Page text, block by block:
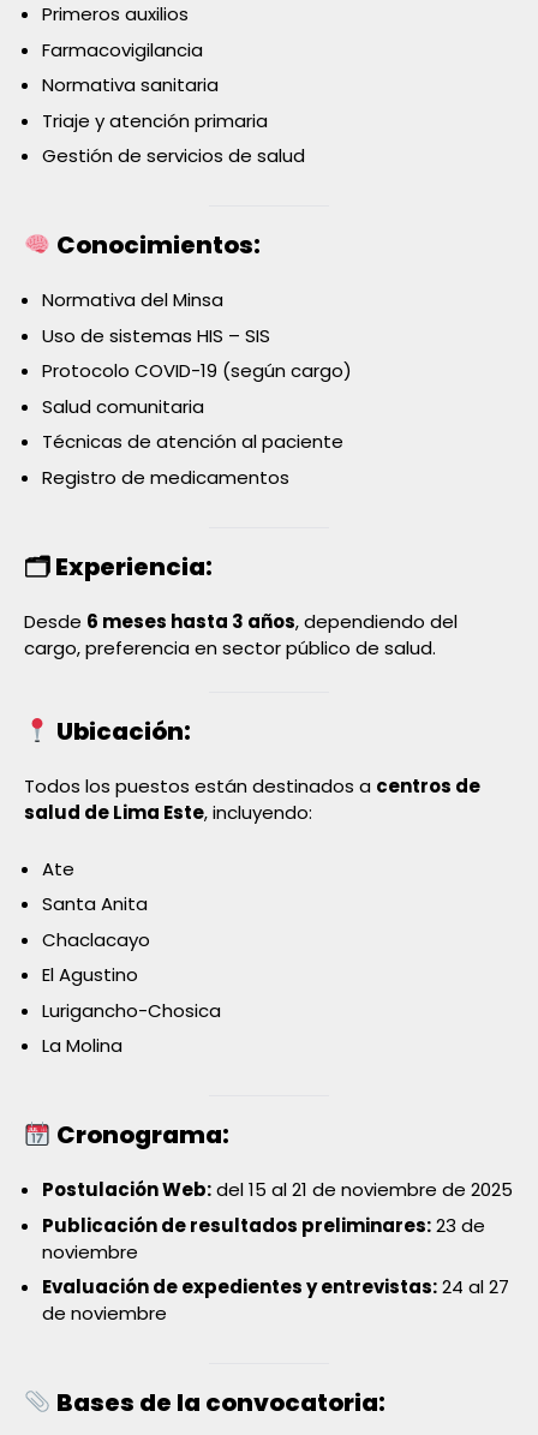
Primeros auxilios
Farmacovigilancia
Normativa sanitaria
Triaje y atención primaria
Gestión de servicios de salud
Conocimientos:
Normativa del Minsa
Uso de sistemas HIS – SIS
Protocolo COVID-19 (según cargo)
Salud comunitaria
Técnicas de atención al paciente
Registro de medicamentos
🗂 Experiencia:
Desde 6 meses hasta 3 años, dependiendo del
cargo, preferencia en sector público de salud.
Ubicación:
Todos los puestos están destinados a centros de
salud de Lima Este, incluyendo:
Ate
Santa Anita
Chaclacayo
El Agustino
Lurigancho-Chosica
La Molina
Cronograma:
Postulación Web:del 15 al 21 de noviembre de 2025
Publicación de resultados preliminares:23 de
noviembre
Evaluación de expedientes y entrevistas:24 al 27
de noviembre
Bases de la convocatoria: